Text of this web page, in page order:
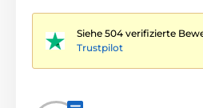
Siehe 504 verifizierte
Trustpilot